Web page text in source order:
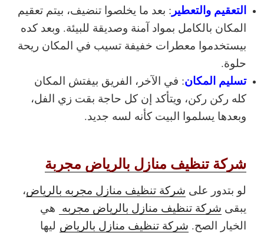
التعقيم والتعطير : بعد ما يخلصوا تنضيف، بيتم تعقيم
المكان بالكامل بمواد آمنة وصديقة للبيئة. وبعد كده
بيستخدموا معطرات خفيفة تسيب في المكان ريحة
حلوة.
تسليم المكان: في الآخر، الفريق بيفتش المكان
كله ركن ركن، ويتأكد إن كل حاجة بقت زي الفل،
وبعدها يسلموا البيت كأنه لسه جديد.
شركة تنظيف منازل بالرياض مجربة
لو بتدور على شركة تنظيف منازل مجربه بالرياض،
يبقى شركة تنظيف منازل بالرياض مجربه هي
الخيار الصح. شركة تنظيف منازل بالرياض ليها